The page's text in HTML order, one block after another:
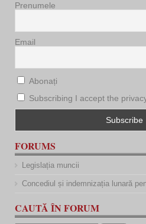
Prenumele
Email
Abonați
Subscribing I accept the
FORUMS
Legislația muncii
Concediul și indemnizația lunară
CAUTĂ ÎN FORUM